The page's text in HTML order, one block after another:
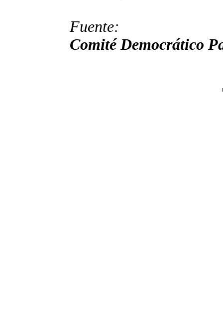
Fuente:
Comité Democrático